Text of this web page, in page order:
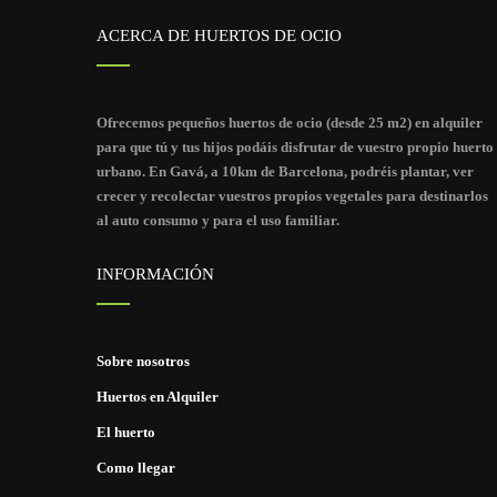
ACERCA DE HUERTOS DE OCIO
Ofrecemos pequeños huertos de ocio (desde 25 m2) en alquiler
para que tú y tus hijos podáis disfrutar de vuestro propio huerto
urbano. En Gavá, a 10km de Barcelona, podréis plantar, ver
crecer y recolectar vuestros propios vegetales para destinarlos
al auto consumo y para el uso familiar.
INFORMACIÓN
Sobre nosotros
Huertos en Alquiler
El huerto
Como llegar